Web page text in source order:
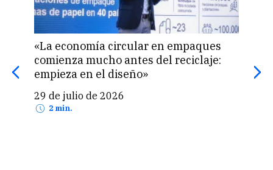
«La economía circular en empaques
comienza mucho antes del reciclaje:
empieza en el diseño»
29 de julio de 2026
2 min.